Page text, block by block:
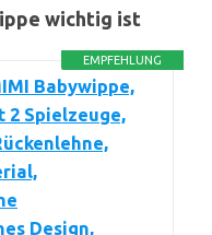
wichtig ist
EMPFEHLUNG
Babywippe,
2 Spielzeuge,
Design,